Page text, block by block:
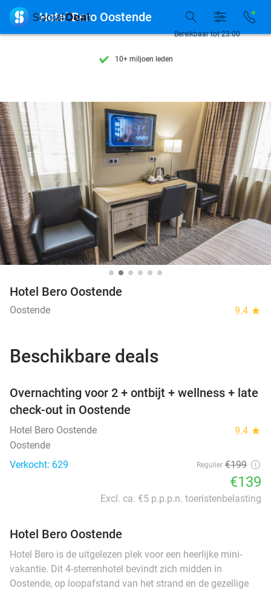
7 dagen per week beschikbaar
10+ miljoen leden
7 dagen per week beschikbaar
10+ miljoen leden
Bereikbaar tot 23:00
 Hotel Bero Oostende
Hotel Bero Oostende
Oostende 9.4 star
Beschikbare deals
Overnachting voor 2 + ontbijt + wellness + late
check-out in Oostende
Hotel Bero Oostende 9.4 star
Oostende
Verkocht: 629
Regulier €199
€139
Excl. ca. €5 p.p.p.n. toeristenbelasting
Hotel Bero Oostende
Hotel Bero is de uitgelezen plek voor een heerlijke mini-
vakantie. Dit 4-sterrenhotel bevindt zich midden in
Oostende, op loopafstand van het strand en de gezellige